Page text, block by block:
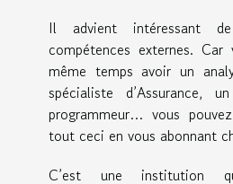
Il advient intéressant
compétences externes.
même temps avoir un
spécialiste d’Assurance,
programmeur… vous
tout ceci en vous abonnant
C’est une institution